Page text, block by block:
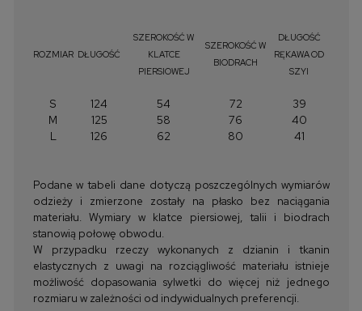
ROZMIAR DŁUGOŚĆ
SZEROKOŚĆ W
KLATCE
PIERSIOWEJ
SZEROKOŚĆ W
BIODRACH
DŁUGOŚĆ
RĘKAWA OD
SZYI
S 124 54 72
39
M
125 58 76
40
L
126 62 80 41
Podane w tabeli dane dotyczą poszczególnych wymiarów
odzieży i zmierzone zostały na płasko bez naciągania
materiału. Wymiary w klatce piersiowej, talii i biodrach
stanowią połowę obwodu.
W przypadku rzeczy wykonanych z dzianin i tkanin
elastycznych z uwagi na rozciągliwość materiału istnieje
możliwość dopasowania sylwetki do więcej niż jednego
rozmiaru w zależności od indywidualnych preferencji.